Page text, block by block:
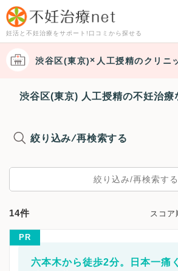
妊活と不妊治療をサポート!口コミから探せる
渋谷区(東京) 人工授精のクリニ
渋谷区(東京) 人工授精の不妊治
絞り込み/再検索する
絞り込み/再検索する
14件 スコア
PR
六本木から徒歩2分。日本一痛